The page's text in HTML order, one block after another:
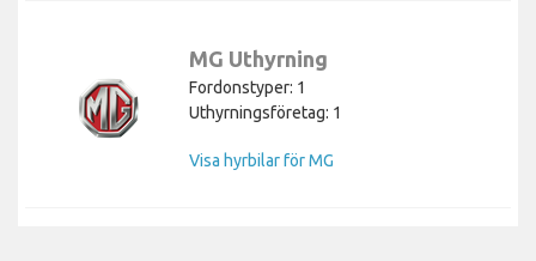
MG Uthyrning
Fordonstyper: 1
Uthyrningsföretag: 1
Visa hyrbilar för MG